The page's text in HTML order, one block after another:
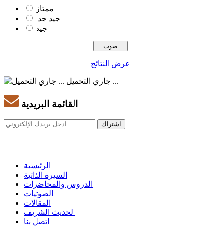
ممتاز
جيد جدا
جيد
عرض النتائج
جاري التحميل ...
القائمة البريدية
الرئيسية
السيرة الذاتية
الدروس والمحاضرات
الصوتيات
المقالات
الحديث الشريف
اتصل بنا